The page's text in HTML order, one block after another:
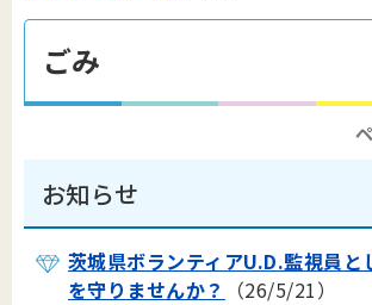
ごみ
お知らせ
茨城県ボランティアU.D.監視員と
を守りませんか？
（26/5/21）